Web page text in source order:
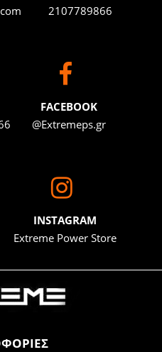
2107789866
FACEBOOK
@Extremeps.gr
INSTAGRAM
Extreme Power Store